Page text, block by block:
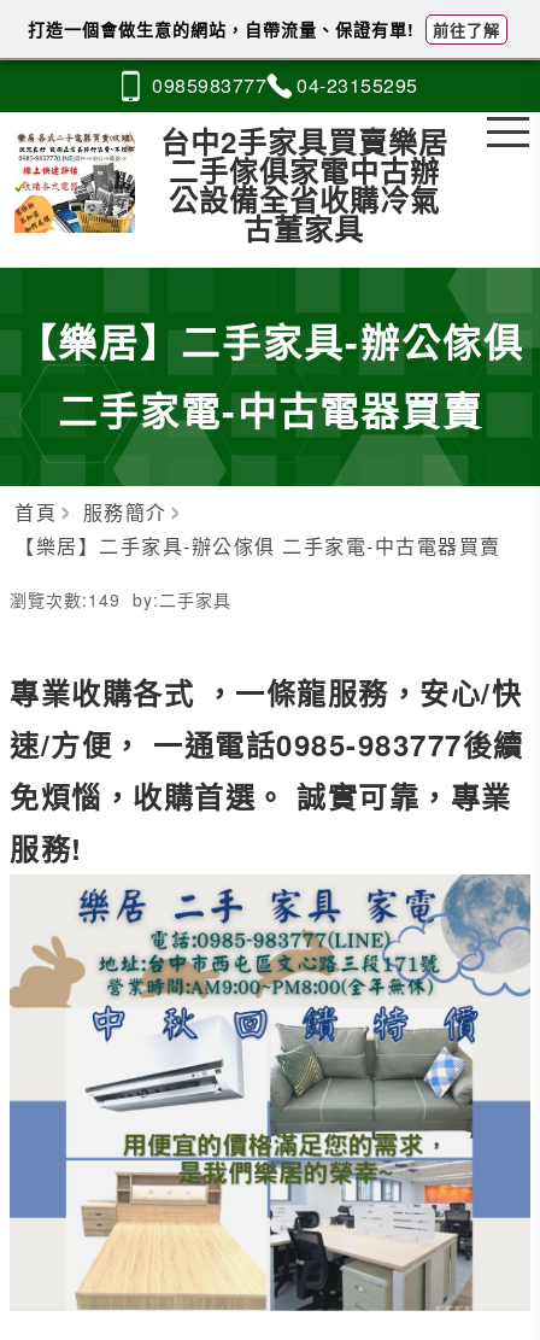
0985983777 04-23155295
台中2手家具買賣樂居
二手傢俱家電中古辦
公設備全省收購冷氣
古董家具
【樂居】二手家具-辦公傢俱
二手家電-中古電器買賣
首頁
服務簡介
【樂居】二手家具-辦公傢俱 二手家電-中古電器買賣
瀏覽次數:149 by: 二手家具
專業收購各式 ，一條龍服務，安心/快
速/方便， 一通電話0985-983777後續
免煩惱，收購首選。 誠實可靠，專業
服務!
打造一個會做生意的網站，自帶流量、保證有單! 前往了解